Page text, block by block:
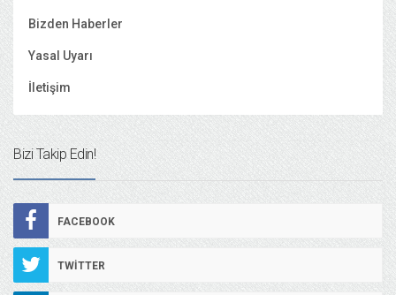
Bizden Haberler
Yasal Uyarı
İletişim
Bizi Takip Edin!
FACEBOOK
TWITTER